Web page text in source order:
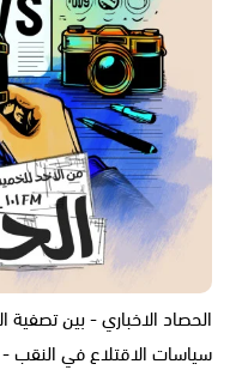
الحصاد الاخباري - بين
سياسات الاقتلاع في النقب - 03.08.2026